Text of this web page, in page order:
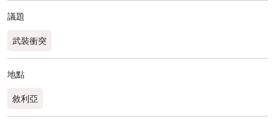
議題
武裝衝突
地點
敘利亞